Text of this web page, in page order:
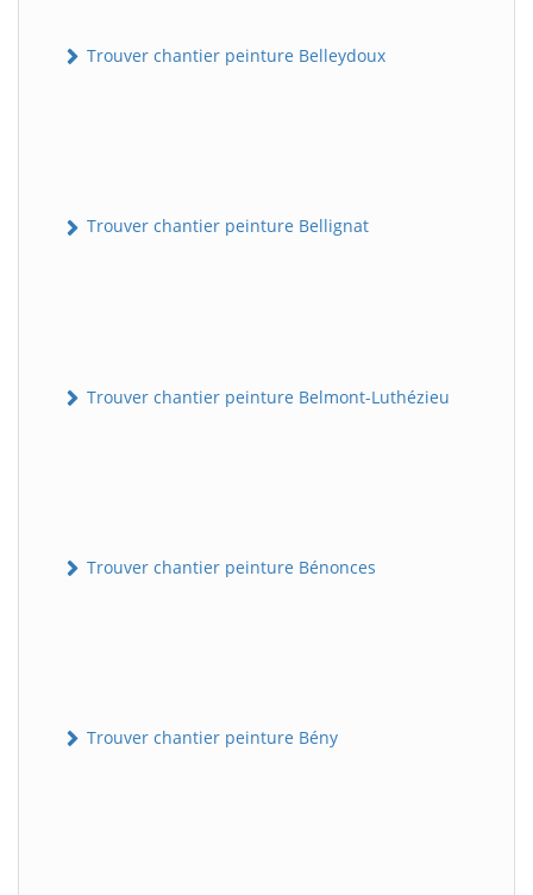
Trouver chantier peinture Belleydoux
Trouver chantier peinture Bellignat
Trouver chantier peinture Belmont-Luthézieu
Trouver chantier peinture Bénonces
Trouver chantier peinture Bény